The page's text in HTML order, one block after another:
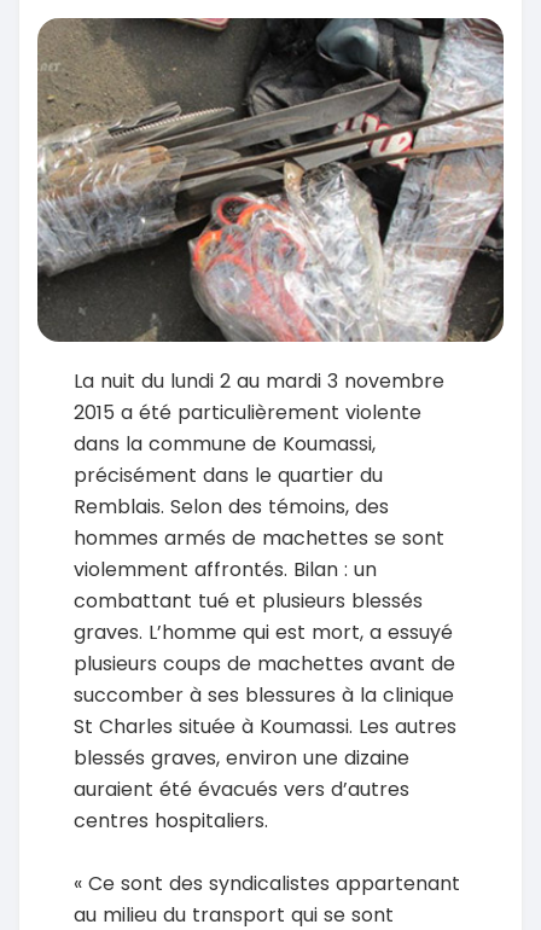
La nuit du lundi 2 au mardi 3 novembre
2015 a été particulièrement violente
dans la commune de Koumassi,
précisément dans le quartier du
Remblais. Selon des témoins, des
hommes armés de machettes se sont
violemment affrontés. Bilan : un
combattant tué et plusieurs blessés
graves. L’homme qui est mort, a essuyé
plusieurs coups de machettes avant de
succomber à ses blessures à la clinique
St Charles située à Koumassi. Les autres
blessés graves, environ une dizaine
auraient été évacués vers d’autres
centres hospitaliers.
« Ce sont des syndicalistes appartenant
au milieu du transport qui se sont